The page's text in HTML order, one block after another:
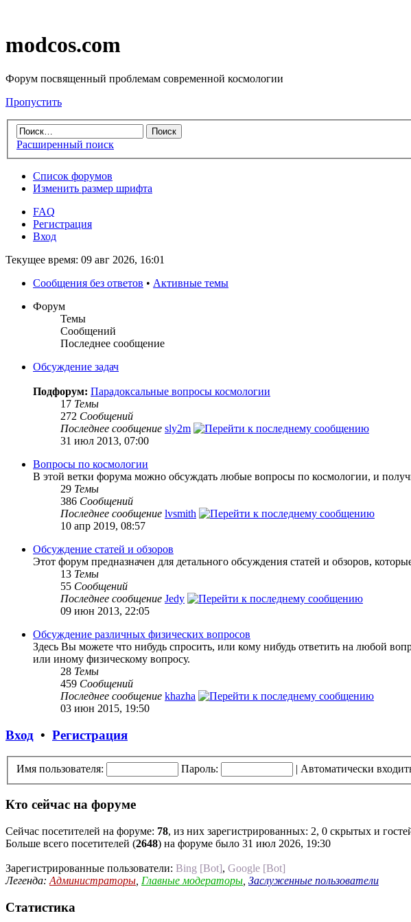
modcos.com
Форум посвященный проблемам современной космологии
Пропустить
Расширенный поиск
Список форумов
Изменить размер шрифта
FAQ
Регистрация
Вход
Текущее время: 09 авг 2026, 16:01
Сообщения без ответов • Активные темы
Форум
Темы
Сообщений
Последнее сообщение
Обсуждение задач
Подфорум: Парадоксальные вопросы космологии
17 Темы
272 Сообщений
Последнее сообщение sly2m
31 июл 2013, 07:00
Вопросы по космологии
В этой ветки форума можно обсуждать любые вопросы по космологии, и
29 Темы
386 Сообщений
Последнее сообщение lvsmith
10 апр 2019, 08:57
Обсуждение статей и обзоров
Этот форум предназначен для детального обсуждения статей и обзоров,
13 Темы
55 Сообщений
Последнее сообщение Jedy
09 июн 2013, 22:05
Обсуждение различных физических вопросов
Здесь Вы можете что нибудь спросить, или кому нибудь ответить на любой
или иному физическому вопросу.
28 Темы
459 Сообщений
Последнее сообщение khazha
03 июн 2015, 19:50
Вход • Регистрация
Имя пользователя: Пароль: | Автоматически
Кто сейчас на форуме
Сейчас посетителей на форуме: 78, из них зарегистрированных: 2, 0 скрытых и
Больше всего посетителей (2648) на форуме было 31 июл 2026, 19:30
Зарегистрированные пользователи: Bing [Bot], Google [Bot]
Легенда: Администраторы Главные модераторы Заслуженные пользователи
Статистика